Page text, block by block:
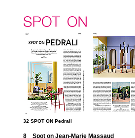
32 SPOT ON Pedrali
8 Spot on Jean-Marie Massaud